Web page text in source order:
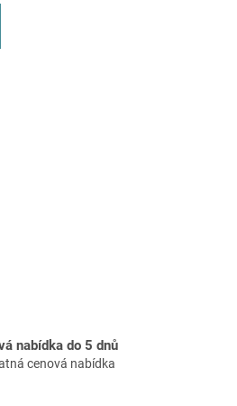
nabídka do 5 dnů
cenová nabídka